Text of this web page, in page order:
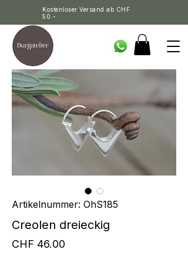
Kostenloser Versand ab CHF
50.-
Artikelnummer: OhS185
Creolen dreieckig
CHF 46.00